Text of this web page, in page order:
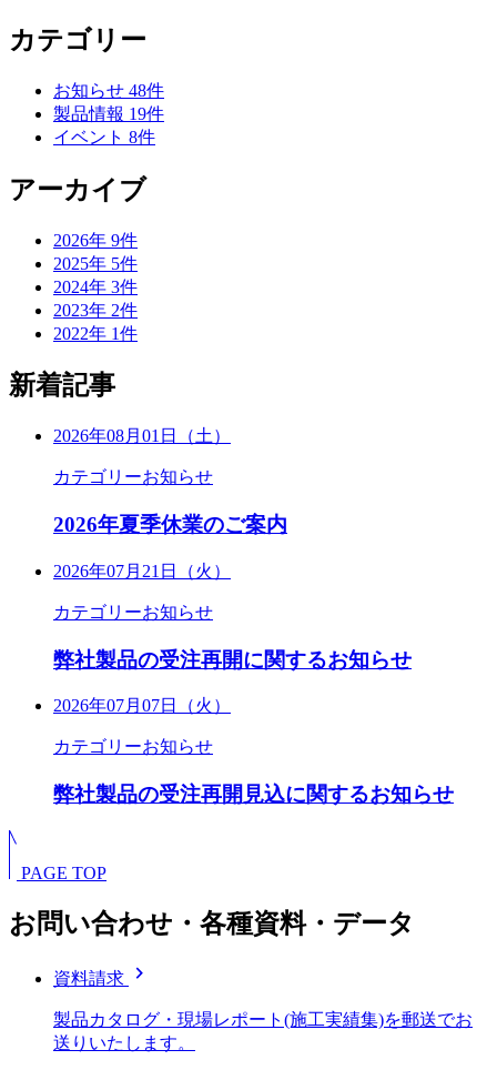
カテゴリー
お知らせ 48件
製品情報 19件
イベント 8件
アーカイブ
2026年 9件
2025年 5件
2024年 3件
2023年 2件
2022年 1件
新着記事
2026年08月01日（土）
カテゴリーお知らせ
2026年夏季休業のご案内
2026年07月21日（火）
カテゴリーお知らせ
弊社製品の受注再開に関するお知らせ
2026年07月07日（火）
カテゴリーお知らせ
弊社製品の受注再開見込に関するお知らせ
PAGE TOP
お問い合わせ・各種資料・データ
資料請求 chevron_right
製品カタログ・現場レポート(施工実績集)を郵送でお
送りいたします。